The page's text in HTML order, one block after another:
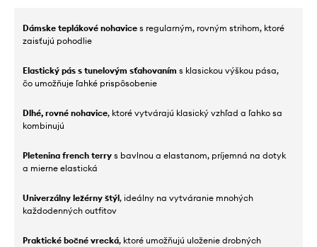
Dámske teplákové nohavice s regularným, rovným strihom, ktoré
zaisťujú pohodlie
Elastický pás s tunelovým sťahovaním s klasickou výškou pása,
čo umožňuje ľahké prispôsobenie
Dlhé, rovné nohavice, ktoré vytvárajú klasický vzhľad a ľahko sa
kombinujú
Pletenina french terry s bavlnou a elastanom, príjemná na dotyk
a mierne elastická
Univerzálny ležérny štýl, ideálny na vytváranie mnohých
každodenných outfitov
Praktické bočné vrecká, ktoré umožňujú uloženie drobných